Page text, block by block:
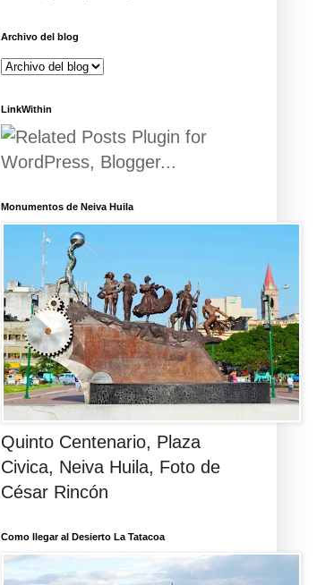
Archivo del blog
LinkWithin
Monumentos de Neiva Huila
Quinto Centenario, Plaza
Civica, Neiva Huila, Foto de
César Rincón
Como llegar al Desierto La Tatacoa